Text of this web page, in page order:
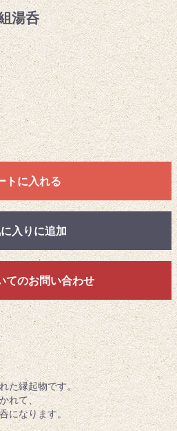
湯呑
トに入れる
入りに追加
てのお問い合わせ
た縁起物です。
れて、
になります。